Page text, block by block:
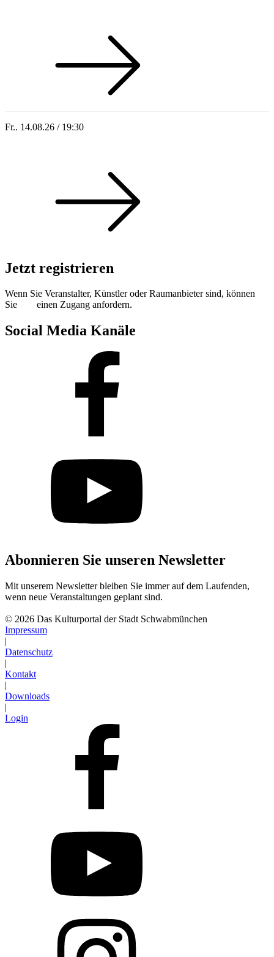
Fr.. 14.08.26 / 19:30
Jetzt registrieren
Wenn Sie Veranstalter, Künstler oder Raumanbieter sind, können
Sie
einen Zugang anfordern.
Social Media Kanäle
Abonnieren Sie unseren Newsletter
Mit unserem Newsletter bleiben Sie immer auf dem Laufenden,
wenn neue Veranstaltungen geplant sind.
© 2026 Das Kulturportal der Stadt Schwabmünchen
Impressum
|
Datenschutz
|
Kontakt
|
Downloads
|
Login